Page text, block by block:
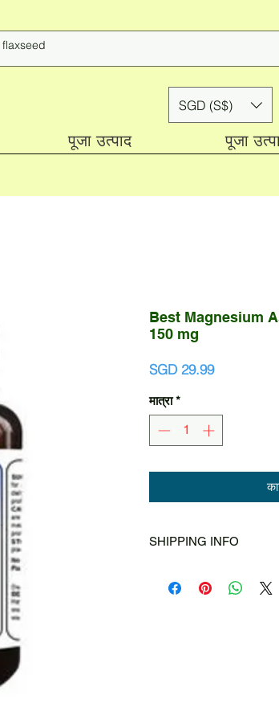
SGD (S$)
पूजा उत्पाद पूजा
Best Magnesium
150 mg
SGD 29.99मूल्य
मात्रा *
SHIPPING INFO